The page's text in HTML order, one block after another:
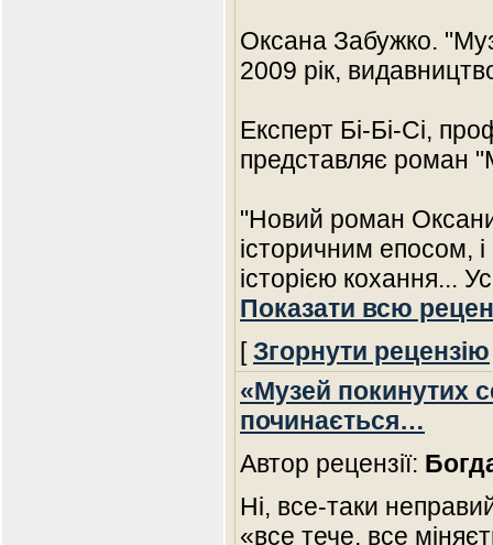
Оксана Забужко.
2009 рік,
Експерт Бі-Бі-Сі,
представляє роман
"Новий роман
історичним епосом,
історією кохання...
Показати всю
[Згорнути рецензію
«Музей покинутих
починається…
Автор рецензії:
Ні, все-таки
«все тече, все